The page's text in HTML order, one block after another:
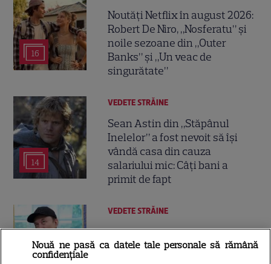
16
Noutăți Netflix în august 2026:
Robert De Niro, „Nosferatu” și
noile sezoane din „Outer
Banks” și „Un veac de
singurătate”
14
VEDETE STRĂINE
Sean Astin din „Stăpânul
Inelelor” a fost nevoit să își
vândă casa din cauza
salariului mic: Câți bani a
primit de fapt
VEDETE STRĂINE
Elon Musk, atac la adresa
regizorului premiat cu Oscar
Nouă ne pasă ca datele tale personale să rămână
confidențiale